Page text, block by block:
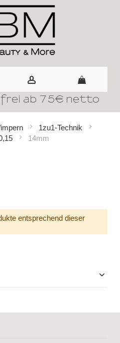
ab 75€ netto
1zu1-Technik
14mm
entsprechend dieser